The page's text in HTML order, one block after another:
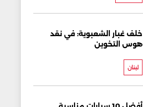
خلف غبار الشعبوية: في نقد
هوس التخوين
لبنان